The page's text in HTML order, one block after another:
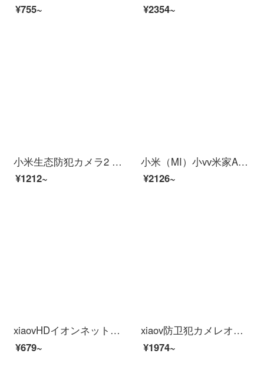
¥755~
¥2354~
小米生态防犯カメラ2 Kスーパーマーケットサポート米家APP人型探测赤外线夜間视用家ビディアンカメラカメラシステム
¥1212~
小米（MI）小vv米家APPビディオカーメンテリングアロン360°云台スピンビオラ家庭用赤外線夜間テレビワイヤラインテーネット停電防止カーメーラ2 K【外付け停電継続版】米家xiaovア雲台+16 G
¥2126~
xiaovHDイオンネット生放送USB防犯カメラ外部教育1080 P外部パソコンにマイク付きxiaovHDイオンテーネリングUSB防犯カメラ
¥679~
xiaov防卫犯カメレオンテテテテテンビトオカメオプロウトア室外防尘防水连マホリモトでHD夜視家庭用モニナイトオンラインオンラインオンライン音声対xikaov
¥1974~